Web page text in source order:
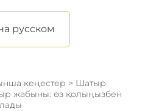
русском
кеңестер > Шатыр
жабыны: өз қолыңызбен